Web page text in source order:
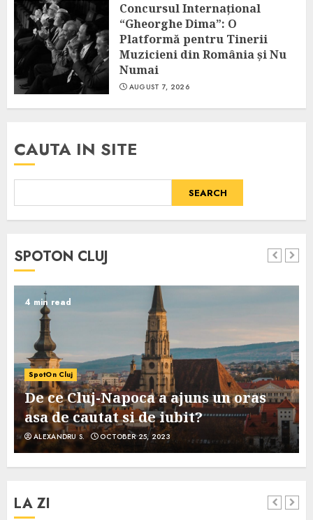
Concursul Internațional
“Gheorghe Dima”: O
Platformă pentru Tinerii
Muzicieni din România și Nu
Numai
AUGUST 7, 2026
CAUTA IN SITE
SEARCH
SPOTON CLUJ
4 min read
SpotOn Cluj
De ce Cluj-Napoca a ajuns un oras
asa de cautat si de iubit?
ALEXANDRU S. OCTOBER 25, 2023
LA ZI